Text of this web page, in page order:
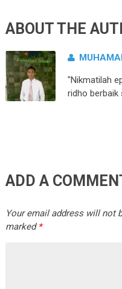
ABOUT THE
"Nikmatilah
ridho berbaik
ADD A
Your email address will not
marked *